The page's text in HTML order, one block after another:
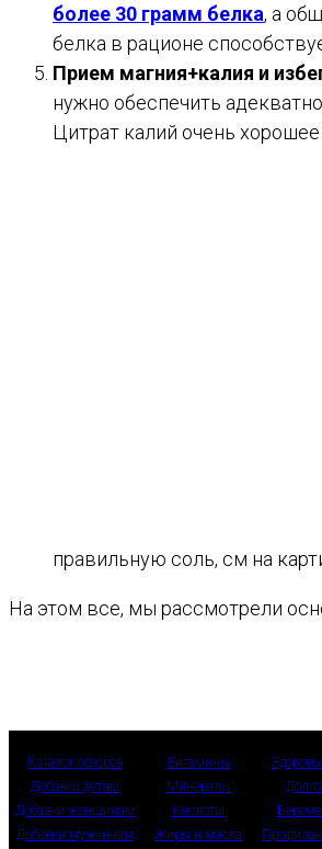
более 30 грамм белка, а
белка в рационе
Прием магния+калия и
нужно обеспечить
Цитрат калий очень
правильную соль, см на
На этом все, мы рассмотрели
Каталог обзоров
Добавки детям
Добавки женщинам
Добавки мужчинам
Витамины
Минералы
Кислоты
Жиры и масла